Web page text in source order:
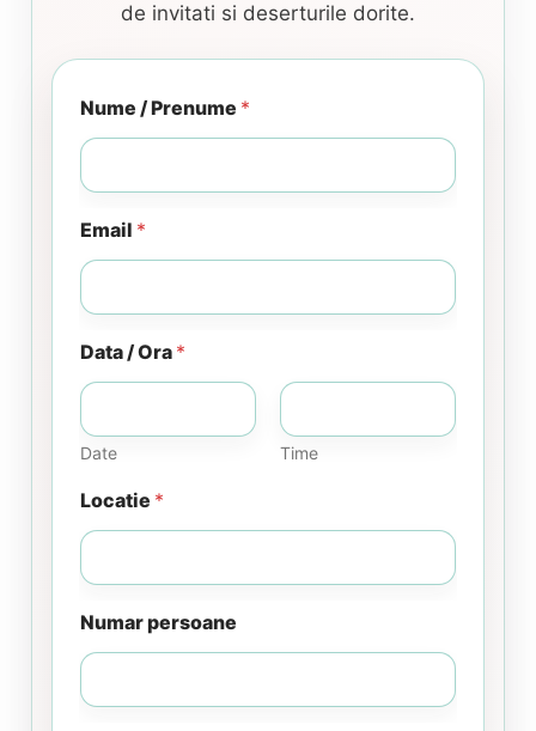
de invitati si deserturile dorite.
Nume / Prenume *
Email *
Data / Ora *
Date Time
Locatie *
Numar persoane